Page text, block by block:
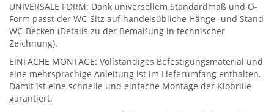
UNIVERSALE FORM: Dank universellem Standardmaß und O-
Form passt der WC-Sitz auf handelsübliche Hänge- und Stand
WC-Becken (Details zu der Bemaßung in technischer
Zeichnung).
EINFACHE MONTAGE: Vollständiges Befestigungsmaterial und
eine mehrsprachige Anleitung ist im Lieferumfang enthalten.
Damit ist eine schnelle und einfache Montage der Klobrille
garantiert.